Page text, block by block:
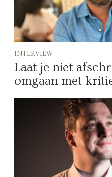
interview -
Laat je niet
omgaan met